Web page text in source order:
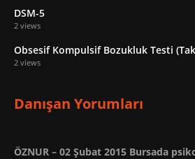
DSM-5
2 views
Obsesif Kompulsif Bozukluk Testi
2 views
Danışan Yorumları
ÖZNUR – 02 Şubat 2015 Bursada